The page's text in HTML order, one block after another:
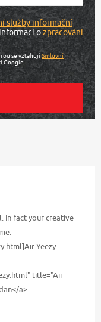
služby informační
ozpracování
se vztahujíSmluvní
Google.
In fact your creative
Yeezy
title="Air
a>